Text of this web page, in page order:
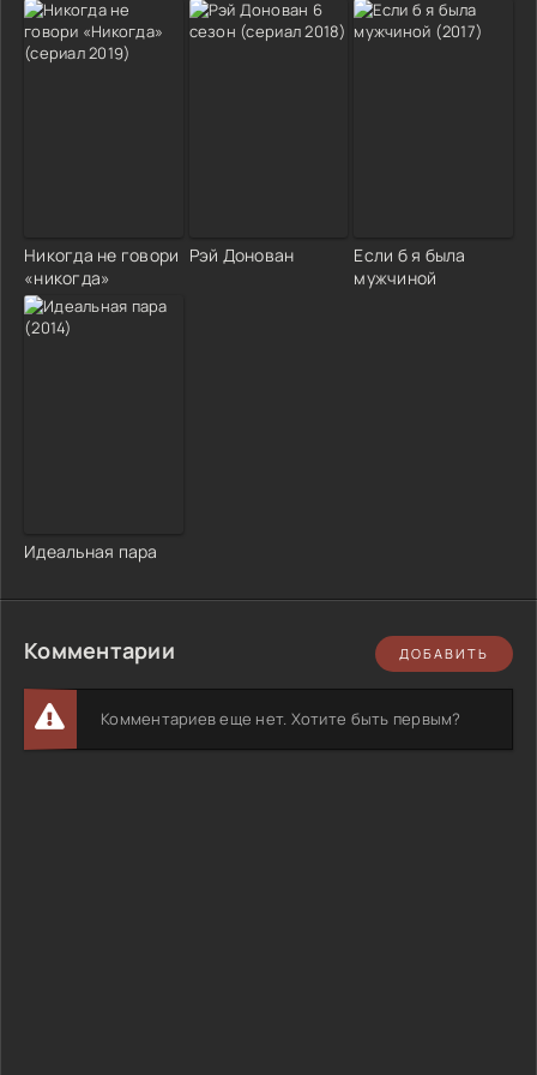
Никогда не говори
«никогда»
Рэй Донован
Если б я была
мужчиной
Идеальная пара
Комментарии ДОБАВИТЬ
Комментариев еще нет. Хотите быть первым?